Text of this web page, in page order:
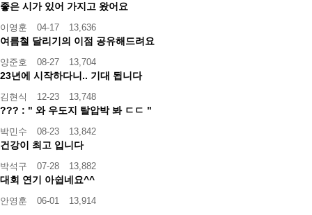
좋은 시가 있어 가지고 왔어요
이영훈 04-17 13,636
여름철 달리기의 이점 공유해드려요
양준호 08-27 13,704
23년에 시작하다니.. 기대 됩니다
김현식 12-23 13,748
??? : " 와 우도지 탈압박 봐 ㄷㄷ "
박민수 08-23 13,842
건강이 최고 입니다
박석구 07-28 13,882
대회 연기 아쉽네요^^
안영훈 06-01 13,914